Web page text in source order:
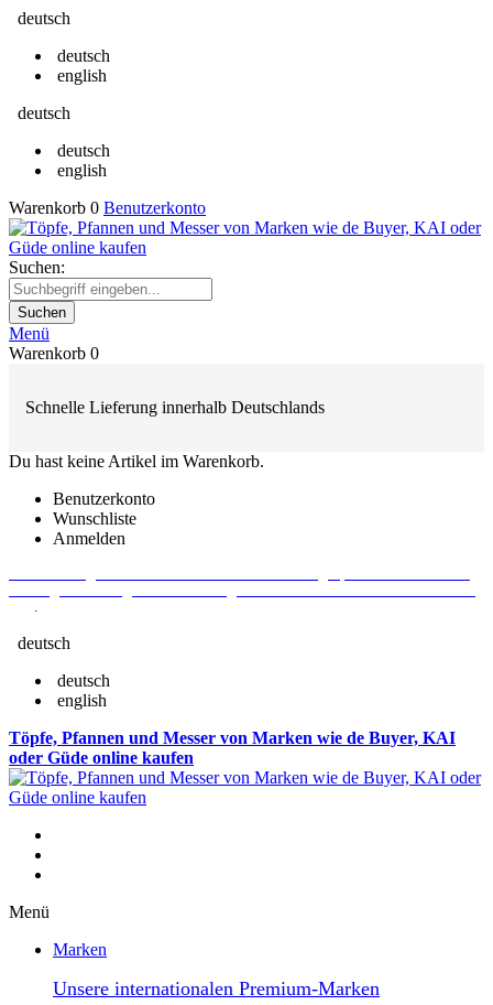
deutsch
deutsch
english
deutsch
deutsch
english
Warenkorb 0 Benutzerkonto
Suchen:
Suchen
Menü
Warenkorb 0
Schnelle Lieferung innerhalb Deutschlands
Du hast keine Artikel im Warenkorb.
Benutzerkonto
Wunschliste
Anmelden
.
deutsch
deutsch
english
Töpfe, Pfannen und Messer von Marken wie de Buyer, KAI
oder Güde online kaufen
Menü
Marken
Unsere internationalen Premium-Marken